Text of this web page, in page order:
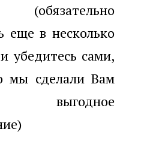
еще в несколько
убедитесь сами,
мы сделали Вам
выгодное